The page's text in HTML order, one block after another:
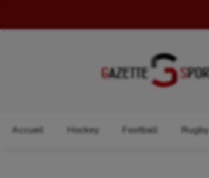
Accueil Hockey Football Rugby